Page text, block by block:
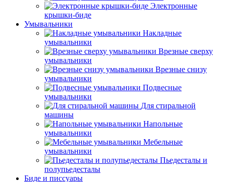
Электронные
крышки-биде
Умывальники
Накладные
умывальники
Врезные сверху
умывальники
Врезные снизу
умывальники
Подвесные
умывальники
Для стиральной
машины
Напольные
умывальники
Мебельные
умывальники
Пьедесталы и
полупьедесталы
Биде и писсуары